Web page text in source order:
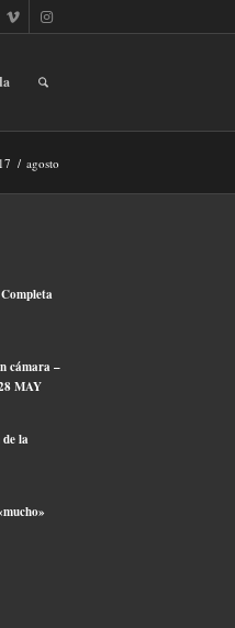
/ agosto
cámara –
MAY
la